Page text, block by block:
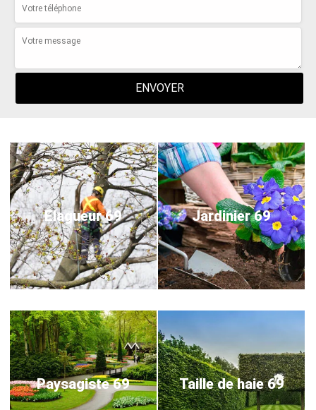
Elagueur 69 Jardinier 69
Paysagiste 69 Taille de haie 69